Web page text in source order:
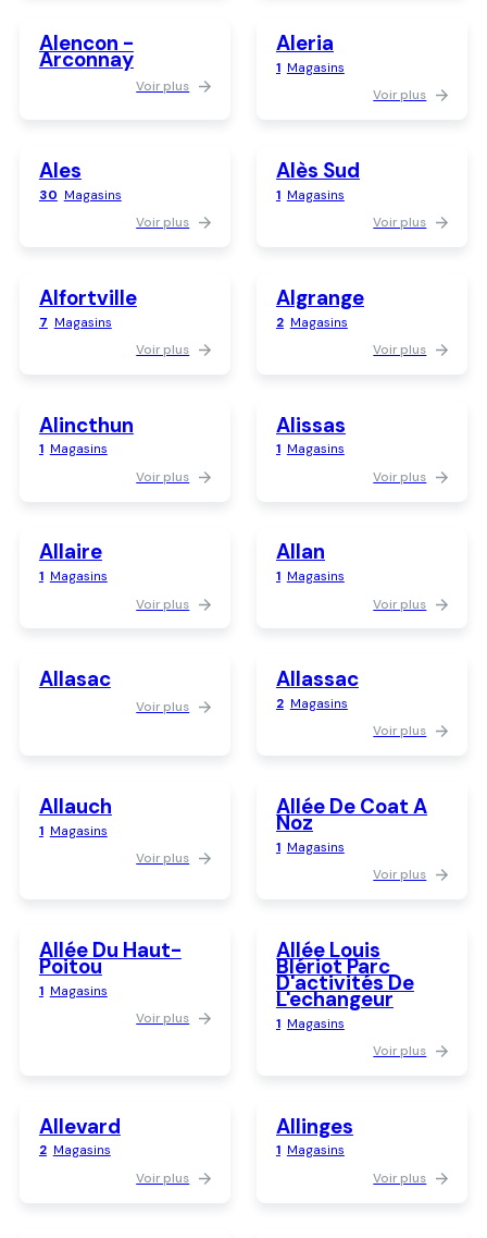
Alencon -
Arconnay
Voir plus
Aleria
1 Magasins
Voir plus
Ales
30 Magasins
Voir plus
Alès Sud
1 Magasins
Voir plus
Alfortville
7 Magasins
Voir plus
Algrange
2 Magasins
Voir plus
Alincthun
1 Magasins
Voir plus
Alissas
1 Magasins
Voir plus
Allaire
1 Magasins
Voir plus
Allan
1 Magasins
Voir plus
Allasac
Voir plus
Allassac
2 Magasins
Voir plus
Allauch
1 Magasins
Voir plus
Allée De Coat A
Noz
1 Magasins
Voir plus
Allée Du Haut-
Poitou
1 Magasins
Voir plus
Allée Louis
Blériot Parc
D'activités De
L'echangeur
1 Magasins
Voir plus
Allevard
2 Magasins
Voir plus
Allinges
1 Magasins
Voir plus